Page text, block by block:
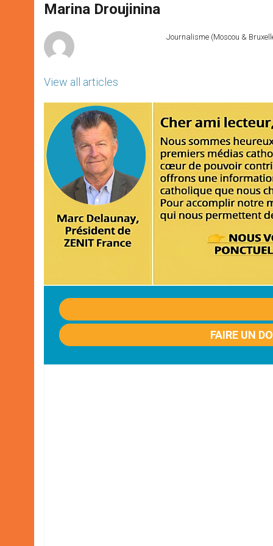
p
p
g
e
o
k
r
Marina Droujinina
View all articles
Journalisme (Moscou &
FAIRE UN